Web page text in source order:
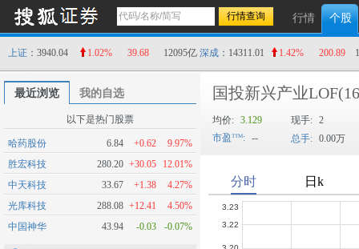
行情 个股
上证 ：3940.04 1.02% 39.68 12095亿 深成 ：14311.01 1.42% 200.89
最近浏览 我的自选
以下是热门股票
哈药股份 6.84 +0.62
9.97%
胜宏科技
280.20 +30.05
12.01%
中天科技
33.67 +1.38
4.27%
光库科技
288.08 +12.41
4.50%
中国神华
43.94 -0.03 -0.07%
国投新兴产业LOF
均价: 3.129 现手: 2
市盈
: -- 总手: 0.00万